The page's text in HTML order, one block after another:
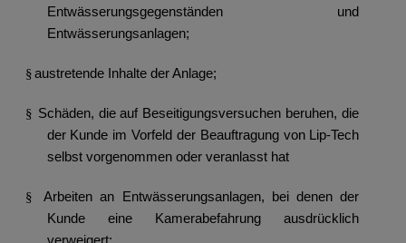
Entwässerungsgegenständen und
Entwässerungsanlagen;
§austretende Inhalte der Anlage;
§ Schäden, die auf Beseitigungsversuchen beruhen, die
der Kunde im Vorfeld der Beauftragung von Lip-Tech
selbst vorgenommen oder veranlasst hat
§
Arbeiten an Entwässerungsanlagen, bei denen der
Kunde eine Kamerabefahrung ausdrücklich